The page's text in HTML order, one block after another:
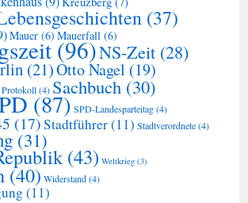
(37)
Mauer (6) Mauerfall (6)
(96)NS-Zeit (28)
(21)Otto Nagel (19)
Protokoll(4) Sachbuch (30)
(87) SPD-Landesparteitag(4)
(17)Stadtführer(11) Stadtverordnete(4)
(31)
(43) Weltkrieg (3)
(40) Widerstand(4)
(11)